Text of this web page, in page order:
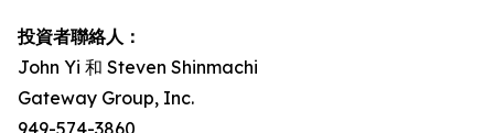
投資者聯絡人：
John Yi 和 Steven Shinmachi
Gateway Group, Inc.
949-574-3860